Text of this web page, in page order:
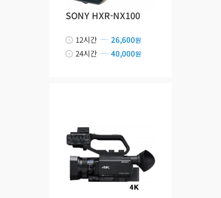
SONY HXR-NX100
12시간 26,600원
24시간 40,000원